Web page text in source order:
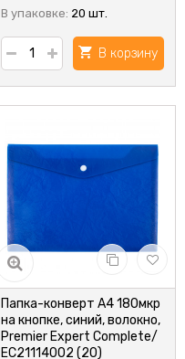
В упаковке: 20 шт.
В корзину
Папка-конверт А4 180мкр
на кнопке, синий, волокно,
Premier Expert Complete/
ЕС21114002 (20)